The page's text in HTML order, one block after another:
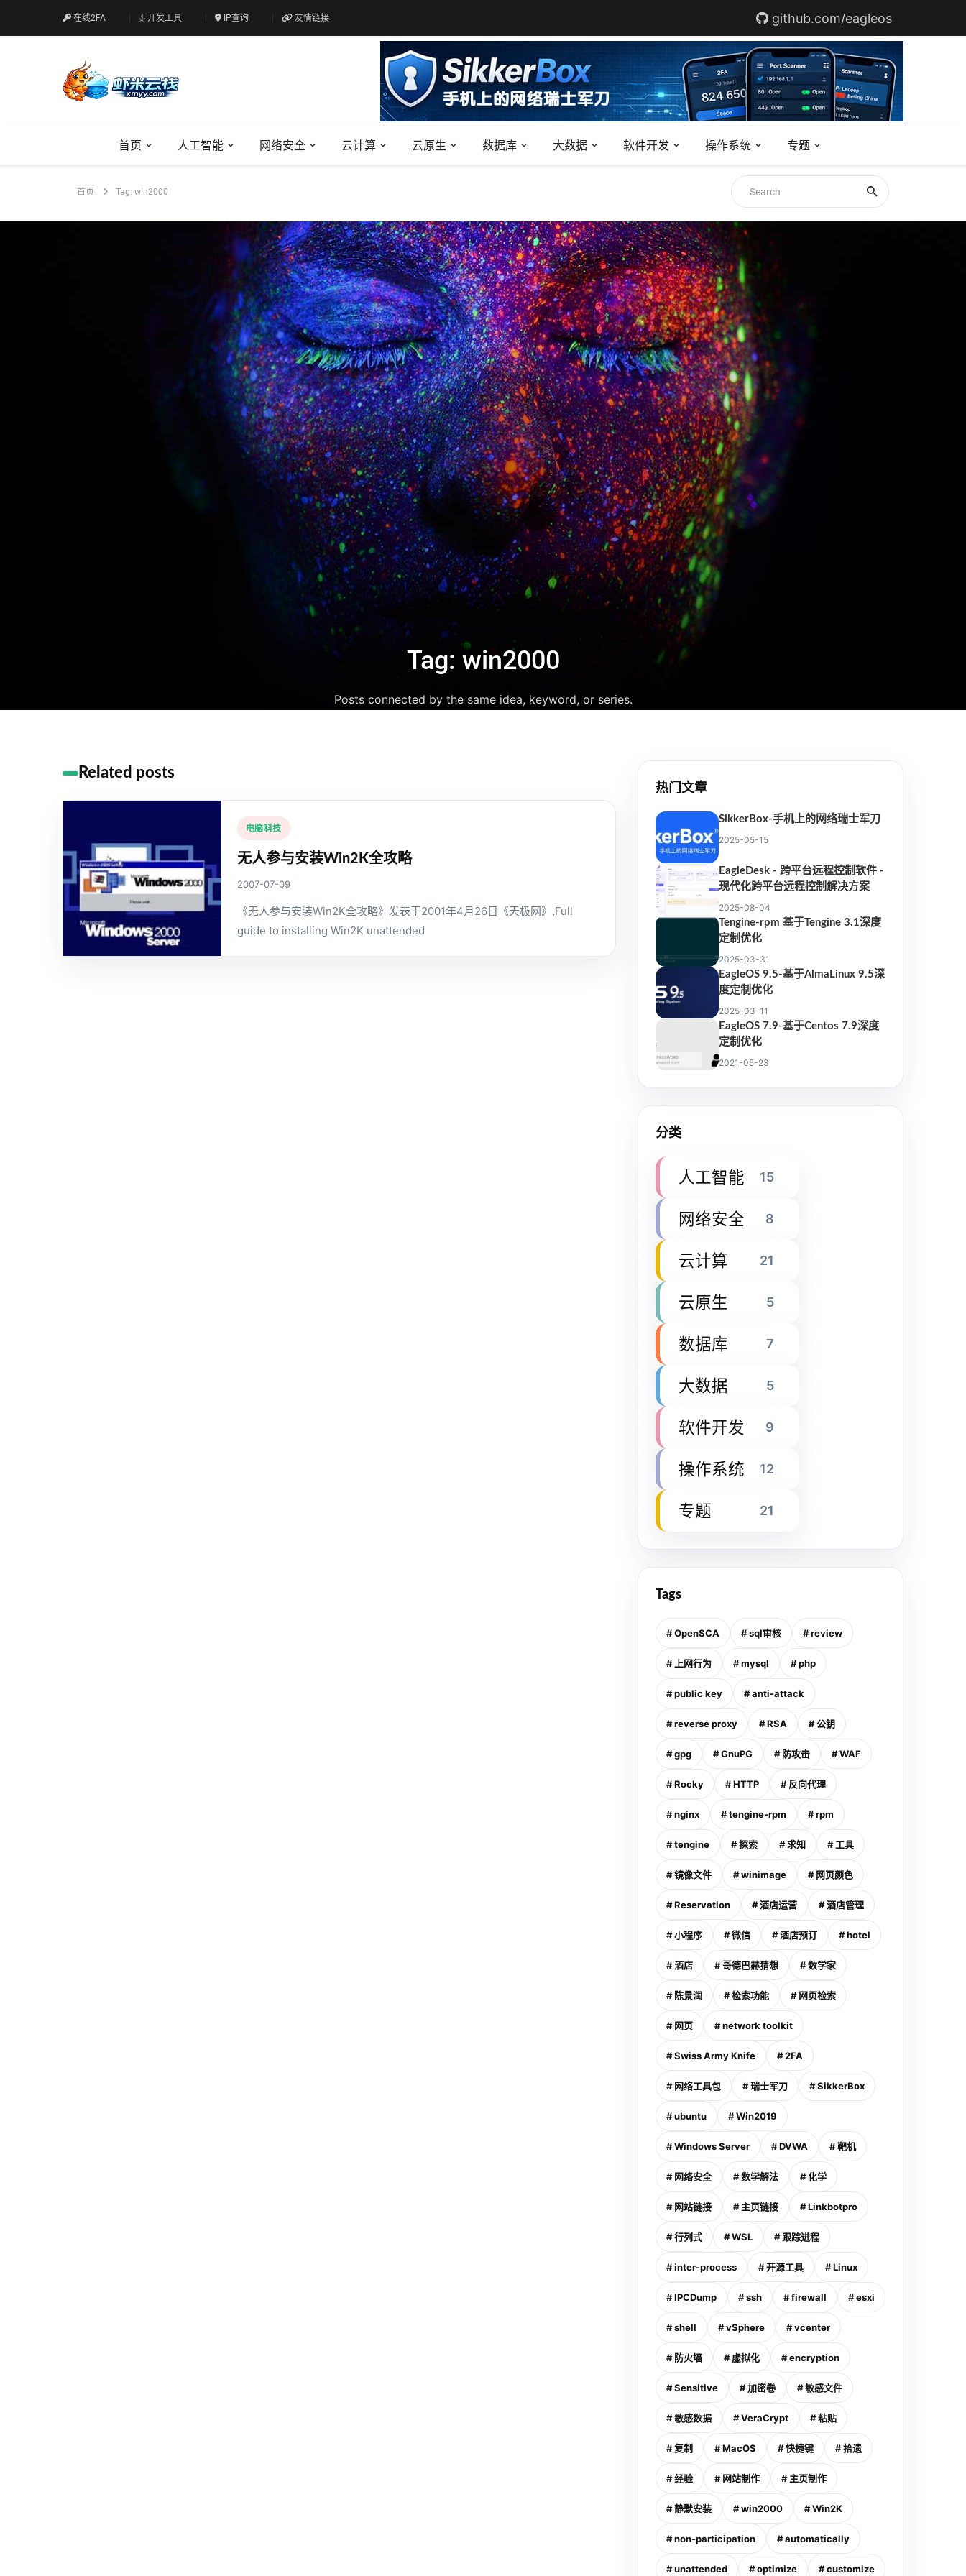
在线2FA 开发工具 IP查询 友情链接 github.com/eagleos
首页 人工智能 网络安全 云计算 云原生 数据库 大数据 软件开发 操作系统 专题
首页 Tag: win2000
Tag: win2000
Posts connected by the same idea, keyword, or series.
Related posts
电脑科技
无人参与安装Win2K全攻略
2007-07-09
《无人参与安装Win2K全攻略》发表于2001年4月26日《天极网》,Full
guide to installing Win2K unattended
热门文章
SikkerBox-手机上的网络瑞士军刀
2025-05-15
EagleDesk - 跨平台远程控制软件 -
现代化跨平台远程控制解决方案
2025-08-04
Tengine-rpm 基于Tengine 3.1深度
定制优化
2025-03-31
EagleOS 9.5-基于AlmaLinux 9.5深
度定制优化
2025-03-11
EagleOS 7.9-基于Centos 7.9深度
定制优化
2021-05-23
分类
人工智能 15
网络安全 8
云计算 21
云原生 5
数据库 7
大数据 5
软件开发 9
操作系统 12
专题 21
Tags
# OpenSCA # sql审核 # review
# 上网行为 # mysql # php
# public key # anti-attack
# reverse proxy # RSA # 公钥
# gpg # GnuPG # 防攻击 # WAF
# Rocky # HTTP # 反向代理
# nginx # tengine-rpm # rpm
# tengine # 探索 # 求知 # 工具
# 镜像文件 # winimage # 网页颜色
# Reservation # 酒店运营 # 酒店管理
# 小程序 # 微信 # 酒店预订 # hotel
# 酒店 # 哥德巴赫猜想 # 数学家
# 陈景润 # 检索功能 # 网页检索
# 网页 # network toolkit
# Swiss Army Knife # 2FA
# 网络工具包 # 瑞士军刀 # SikkerBox
# ubuntu # Win2019
# Windows Server # DVWA # 靶机
# 网络安全 # 数学解法 # 化学
# 网站链接 # 主页链接 # Linkbotpro
# 行列式 # WSL # 跟踪进程
# inter-process # 开源工具 # Linux
# IPCDump # ssh # firewall # esxi
# shell # vSphere # vcenter
# 防火墙 # 虚拟化 # encryption
# Sensitive # 加密卷 # 敏感文件
# 敏感数据 # VeraCrypt # 粘贴
# 复制 # MacOS # 快捷键 # 拾遗
# 经验 # 网站制作 # 主页制作
# 静默安装 # win2000 # Win2K
# non-participation # automatically
# unattended # optimize # customize